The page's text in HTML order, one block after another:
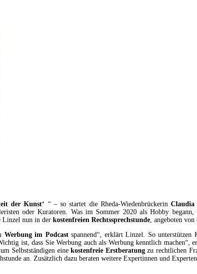
der Kunst‘ “ – so startet die Rheda-Wiedenbrückerin Claudia
oder Kuratoren. Was im Sommer 2020 als Hobby
Linzel nun in der kostenfreien Rechtssprechstunde , angeboten
Werbung im Podcastspannend“, erklärt Linzel. So unterstützen
ist, dass Sie Werbung auch als Werbung kenntlich
Selbstständigen einekostenfreie Erstberatungzu rechtlichen
an. Zusätzlich dazu beraten weitere Expertinnen und